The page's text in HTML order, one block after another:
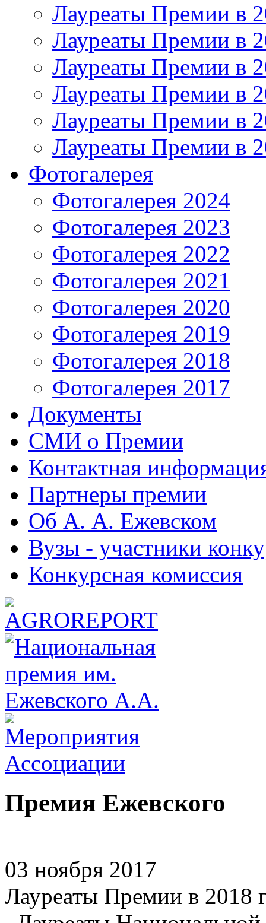
Лауреаты Премии в
Лауреаты Премии в
Лауреаты Премии в
Лауреаты Премии в
Лауреаты Премии в
Лауреаты Премии в
Фотогалерея
Фотогалерея 2024
Фотогалерея 2023
Фотогалерея 2022
Фотогалерея 2021
Фотогалерея 2020
Фотогалерея 2019
Фотогалерея 2018
Фотогалерея 2017
Документы
СМИ о Премии
Контактная
Партнеры премии
Об А. А. Ежевском
Вузы - участники
Конкурсная комиссия
Премия Ежевского
03 ноября 2017
Лауреаты Премии в 2018